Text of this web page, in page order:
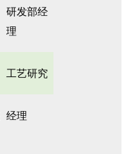
研发部经
理
工艺研究
经理